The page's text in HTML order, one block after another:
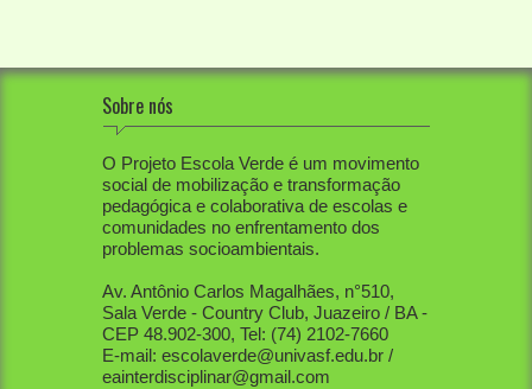
Sobre nós
O Projeto Escola Verde é um movimento
social de mobilização e transformação
pedagógica e colaborativa de escolas e
comunidades no enfrentamento dos
problemas socioambientais.
Av. Antônio Carlos Magalhães, n°510,
Sala Verde - Country Club, Juazeiro / BA -
CEP 48.902-300, Tel: (74) 2102-7660
E-mail: escolaverde@univasf.edu.br /
eainterdisciplinar@gmail.com